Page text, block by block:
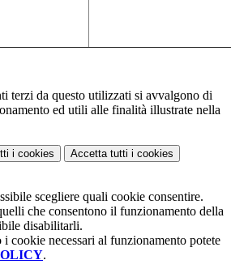
terzi da questo utilizzati si avvalgono di
ed utili alle finalità illustrate nella
i cookies Accetta tutti i cookies
scegliere quali cookie consentire.
che consentono il funzionamento della
disabilitarli.
i cookie necessari al funzionamento potete
.